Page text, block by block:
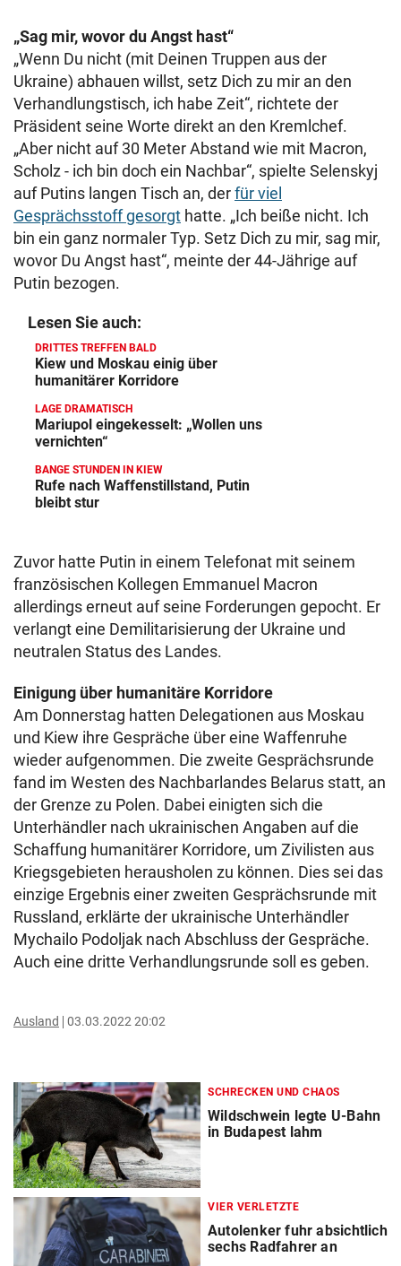
„Sag mir, wovor du Angst hast“
„Wenn Du nicht (mit Deinen Truppen aus der
Ukraine) abhauen willst, setz Dich zu mir an den
Verhandlungstisch, ich habe Zeit“, richtete der
Präsident seine Worte direkt an den Kremlchef.
„Aber nicht auf 30 Meter Abstand wie mit Macron,
Scholz - ich bin doch ein Nachbar“, spielte Selenskyj
auf Putins langen Tisch an, derfür viel
Gesprächsstoff gesorgt hatte. „Ich beiße nicht. Ich
bin ein ganz normaler Typ. Setz Dich zu mir, sag mir,
wovor Du Angst hast“, meinte der 44-Jährige auf
Putin bezogen.
Lesen Sie auch:
DRITTES TREFFEN BALD
Kiew und Moskau einig über
humanitärer Korridore
LAGE DRAMATISCH
Mariupol eingekesselt: „Wollen uns
vernichten“
BANGE STUNDEN IN KIEW
Rufe nach Waffenstillstand, Putin
bleibt stur
Zuvor hatte Putin in einem Telefonat mit seinem
französischen Kollegen Emmanuel Macron
allerdings erneut auf seine Forderungen gepocht. Er
verlangt eine Demilitarisierung der Ukraine und
neutralen Status des Landes.
Einigung über humanitäre Korridore
Am Donnerstag hatten Delegationen aus Moskau
und Kiew ihre Gespräche über eine Waffenruhe
wieder aufgenommen. Die zweite Gesprächsrunde
fand im Westen des Nachbarlandes Belarus statt, an
der Grenze zu Polen. Dabei einigten sich die
Unterhändler nach ukrainischen Angaben auf die
Schaffung humanitärer Korridore, um Zivilisten aus
Kriegsgebieten herausholen zu können. Dies sei das
einzige Ergebnis einer zweiten Gesprächsrunde mit
Russland, erklärte der ukrainische Unterhändler
Mychailo Podoljak nach Abschluss der Gespräche.
Auch eine dritte Verhandlungsrunde soll es geben.
Ausland 03.03.2022 20:02
SCHRECKEN UND CHAOS
Wildschwein legte U-Bahn
in Budapest lahm
VIER VERLETZTE
Autolenker fuhr absichtlich
sechs Radfahrer an